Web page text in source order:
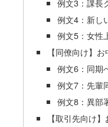
例文3：課長
例文4：新し
例文5：女性
【同僚向け】
例文6：同期
例文7：先輩
例文8：異部
【取引先向け